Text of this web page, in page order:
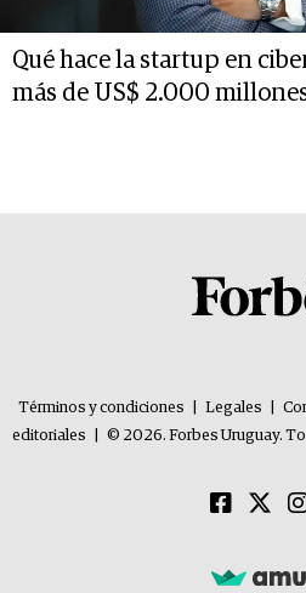
Qué hace la startup en
más de US$ 2.000
Términos y condiciones Legales
editoriales
© 2026. Forbes Uruguay.